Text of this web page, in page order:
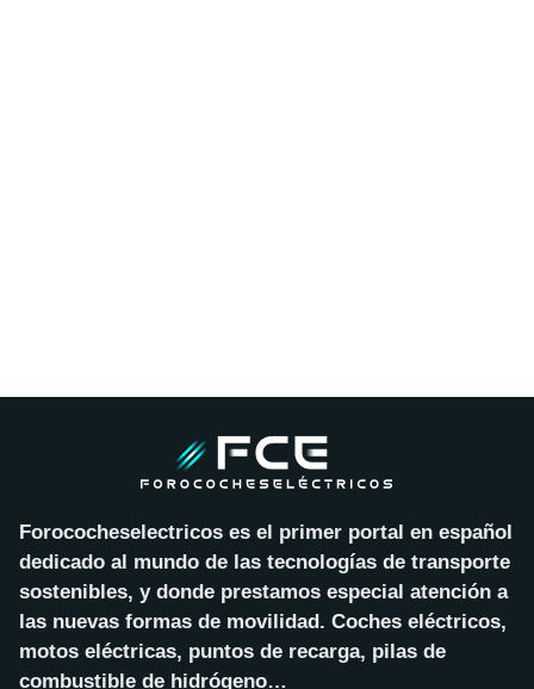
Forococheselectricos es el primer portal en español
dedicado al mundo de las tecnologías de transporte
sostenibles, y donde prestamos especial atención a
las nuevas formas de movilidad. Coches eléctricos,
motos eléctricas, puntos de recarga, pilas de
combustible de hidrógeno…